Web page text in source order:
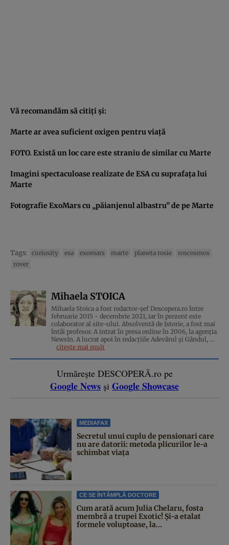
Vă recomandăm să citiţi şi:
Marte ar avea suficient oxigen pentru viaţă
FOTO. Există un loc care este straniu de similar cu Marte
Imagini spectaculoase realizate de ESA cu suprafaţa lui
Marte
Fotografie ExoMars cu „păianjenul albastru” de pe Marte
Tags: curiosity esa exomars marte planeta rosie
roscosmos
rover
Mihaela STOICA
Mihaela Stoica a fost redactor-șef Descopera.ro între
februarie 2015 - decembrie 2021, iar în prezent este
colaborator al site-ului. Absolventă de Istorie, a fost mai
întâi profesor. A intrat în presa online în 2006, la agenţia
NewsIn. A lucrat apoi în redacţiile Adevărul şi Gândul, ...
citește mai mult
Urmărește DESCOPERĂ.ro pe
Google News și Google Showcase
MEDIAFAX
Secretul unui cuplu de pensionari care
nu are datorii: metoda plicurilor le-a
schimbat viața
CE SE ÎNTÂMPLĂ DOCTORE
Cum arată acum Julia Chelaru, fosta
membră a trupei Exotic! Și-a etalat
formele voluptoase, la...